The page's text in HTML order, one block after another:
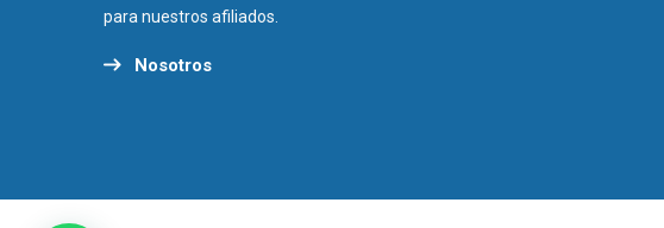
para nuestros afiliados.
Nosotros